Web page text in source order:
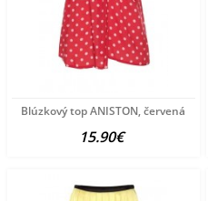
Blúzkový top ANISTON, červená
15.90€